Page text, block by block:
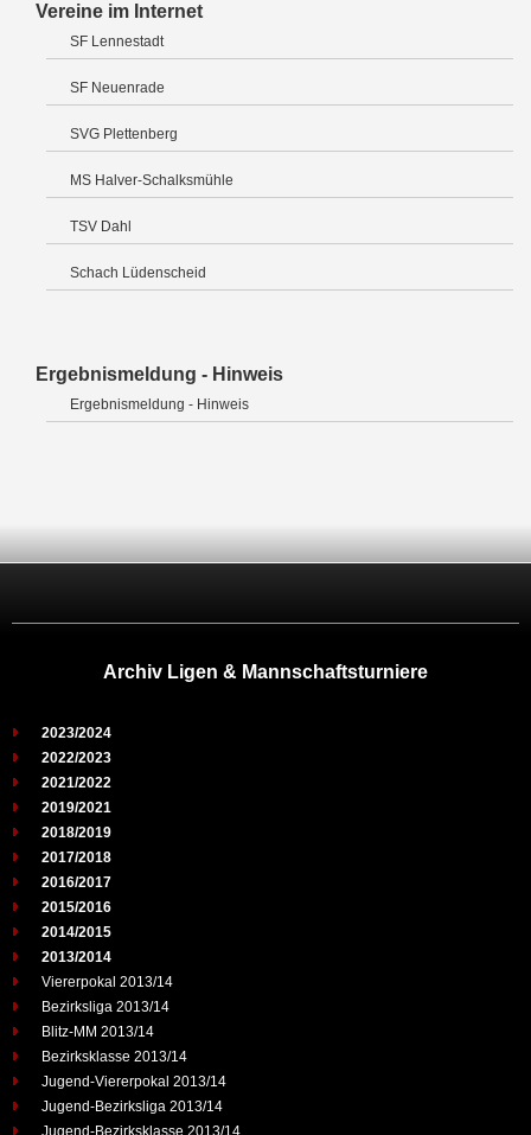
Vereine im Internet
SF Lennestadt
SF Neuenrade
SVG Plettenberg
MS Halver-Schalksmühle
TSV Dahl
Schach Lüdenscheid
Ergebnismeldung - Hinweis
Ergebnismeldung - Hinweis
Archiv Ligen & Mannschaftsturniere
2023/2024
2022/2023
2021/2022
2019/2021
2018/2019
2017/2018
2016/2017
2015/2016
2014/2015
2013/2014
Viererpokal 2013/14
Bezirksliga 2013/14
Blitz-MM 2013/14
Bezirksklasse 2013/14
Jugend-Viererpokal 2013/14
Jugend-Bezirksliga 2013/14
Jugend-Bezirksklasse 2013/14